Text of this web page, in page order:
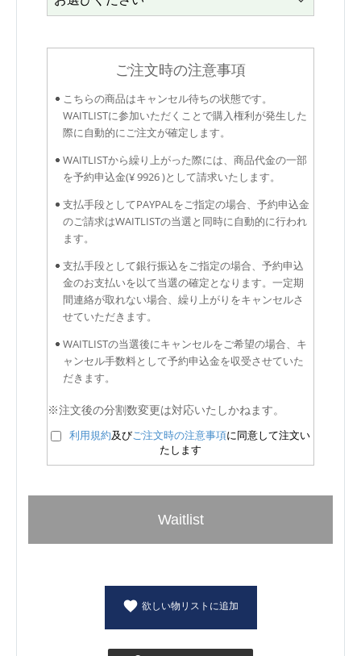
ご注文時の注意事項
こちらの商品はキャンセル待ちの状態です。
WAITLISTに参加いただくことで購入権利が発生した
際に自動的にご注文が確定します。
WAITLISTから繰り上がった際には、商品代金の一部
を予約申込金(¥ 9926 )として請求いたします。
支払手段としてPAYPALをご指定の場合、予約申込金
のご請求はWAITLISTの当選と同時に自動的に行われ
ます。
支払手段として銀行振込をご指定の場合、予約申込
金のお支払いを以て当選の確定となります。一定期
間連絡が取れない場合、繰り上がりをキャンセルさ
せていただきます。
WAITLISTの当選後にキャンセルをご希望の場合、キ
ャンセル手数料として予約申込金を収受させていた
だきます。
※注文後の分割数変更は対応いたしかねます。
利用規約及びご注文時の注意事項に同意して注文い
たします
Waitlist
欲しい物リストに追加